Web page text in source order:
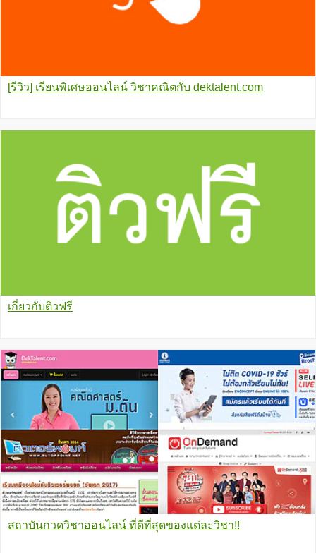
[รีวิว] เรียนพิเศษออนไลน์ วิชาคณิตกับ dektalent.com
เกี่ยวกับติวฟรี
สถาบันกวดวิชาออนไลน์ ที่ดีที่สุดของแต่ละวิชา!!